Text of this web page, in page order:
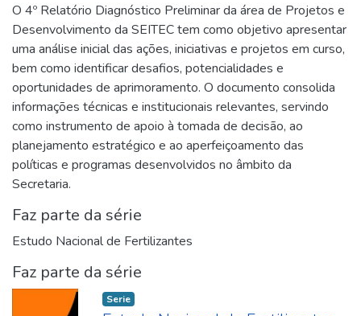
O 4º Relatório Diagnóstico Preliminar da área de Projetos e
Desenvolvimento da SEITEC tem como objetivo apresentar
uma análise inicial das ações, iniciativas e projetos em curso,
bem como identificar desafios, potencialidades e
oportunidades de aprimoramento. O documento consolida
informações técnicas e institucionais relevantes, servindo
como instrumento de apoio à tomada de decisão, ao
planejamento estratégico e ao aperfeiçoamento das
políticas e programas desenvolvidos no âmbito da
Secretaria.
Faz parte da série
Estudo Nacional de Fertilizantes
Faz parte da série
Serie